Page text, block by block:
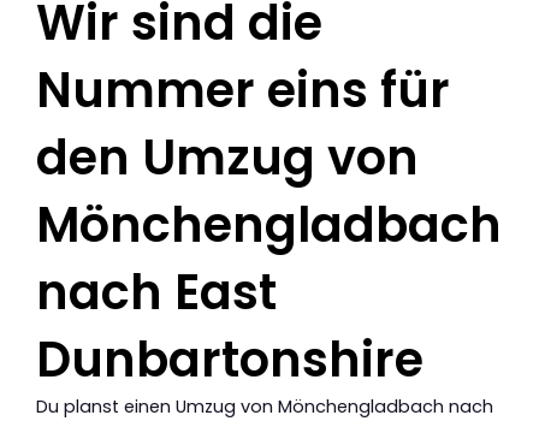
Wir sind die
Nummer eins für
den Umzug von
Mönchengladbach
nach East
Dunbartonshire
Du planst einen Umzug von Mönchengladbach nach